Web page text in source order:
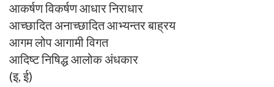
आकर्षण विकर्षण आधार निराधार
आच्छादित अनाच्छादित आभ्यन्तर बाह्रय
आगम लोप आगामी विगत
आदिष्ट निषिद्ध आलोक अंधकार
(इ, ई)